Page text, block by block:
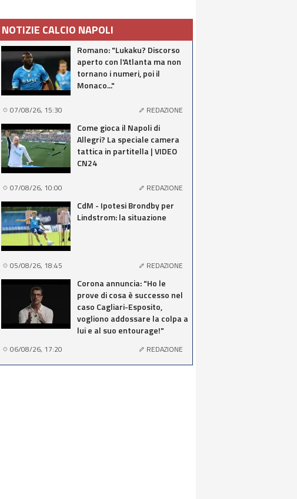
NOTIZIE CALCIO NAPOLI
Romano: "Lukaku? Discorso
aperto con l'Atlanta ma non
tornano i numeri, poi il
Monaco..."
07/08/26, 15:30 REDAZIONE
Come gioca il Napoli di
Allegri? La speciale camera
tattica in partitella | VIDEO
CN24
07/08/26, 10:00 REDAZIONE
CdM - Ipotesi Brondby per
Lindstrom: la situazione
05/08/26, 18:45 REDAZIONE
Corona annuncia: "Ho le
prove di cosa è successo nel
caso Cagliari-Esposito,
vogliono addossare la colpa a
lui e al suo entourage!"
06/08/26, 17:20 REDAZIONE